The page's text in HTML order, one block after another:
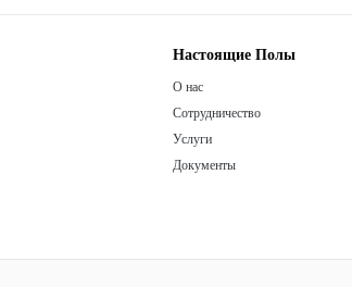
Настоящие Полы
О нас
Сотрудничество
Услуги
Документы